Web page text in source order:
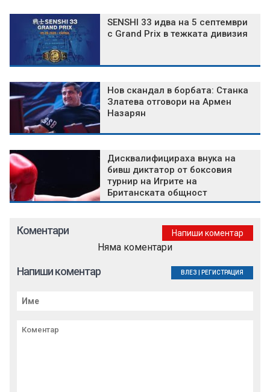
SENSHI 33 идва на 5 септември
с Grand Prix в тежката дивизия
Нов скандал в борбата: Станка
Златева отговори на Армен
Назарян
Дисквалифицираха внука на
бивш диктатор от боксовия
турнир на Игрите на
Британската общност
Коментари Напиши коментар
Няма коментари
Напиши коментар ВЛЕЗ РЕГИСТРАЦИЯ